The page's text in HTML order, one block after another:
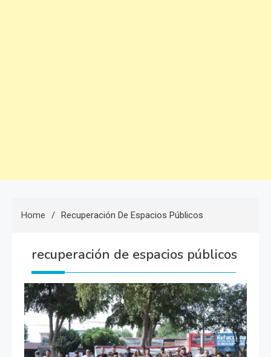
Home Recuperación De Espacios Públicos
recuperación de espacios públicos